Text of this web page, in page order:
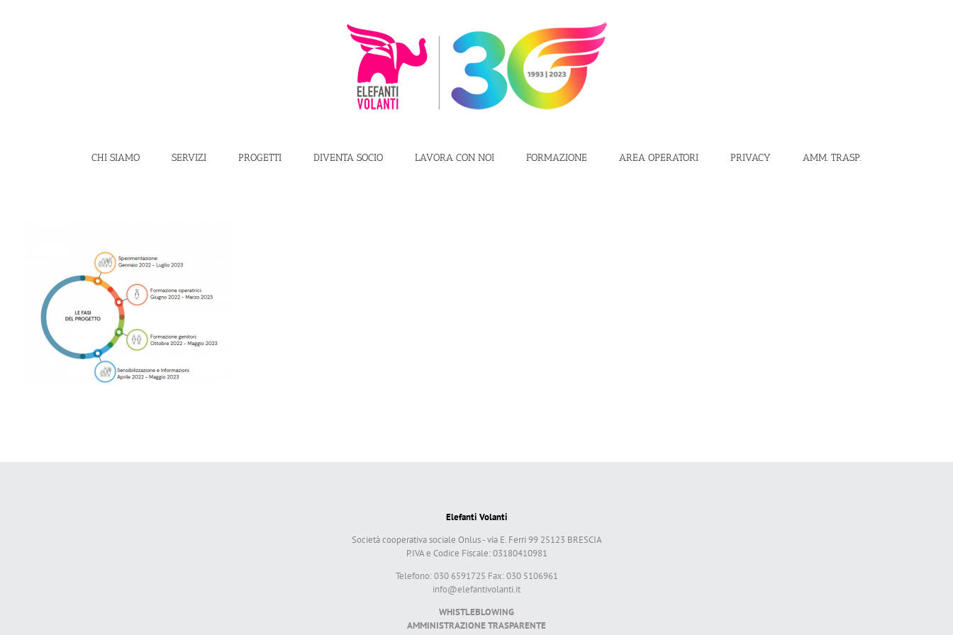
CHI SIAMO SERVIZI PROGETTI DIVENTA SOCIO LAVORA CON NOI FORMAZIONE AREA OPERATORI PRIVACY AMM. TRASP.
Elefanti Volanti
Società cooperativa sociale Onlus - via E. Ferri 99 25123 BRESCIA
P.IVA e Codice Fiscale: 03180410981
Telefono: 030 6591725 Fax: 030 5106961
info@elefantivolanti.it
WHISTLEBLOWING
AMMINISTRAZIONE TRASPARENTE